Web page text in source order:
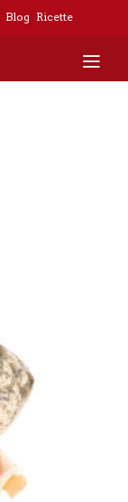
Blog Ricette